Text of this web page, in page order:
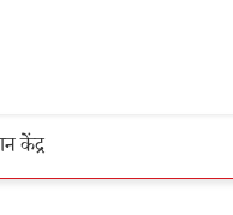
केंद्र